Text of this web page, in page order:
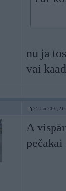
nu ja
vai
21. Jan 2010,
A